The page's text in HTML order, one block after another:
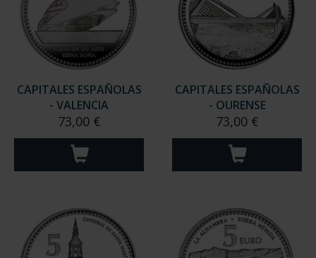
CAPITALES ESPAÑOLAS
- VALENCIA
73,00 €
CAPITALES ESPAÑOLAS
- OURENSE
73,00 €